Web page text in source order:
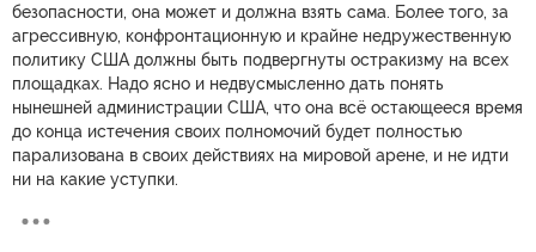
безопасности, она может и должна взять сама. Более того, за
агрессивную, конфронтационную и крайне недружественную
политику США должны быть подвергнуты остракизму на всех
площадках. Надо ясно и недвусмысленно дать понять
нынешней администрации США, что она всё остающееся время
до конца истечения своих полномочий будет полностью
парализована в своих действиях на мировой арене, и не идти
ни на какие уступки.